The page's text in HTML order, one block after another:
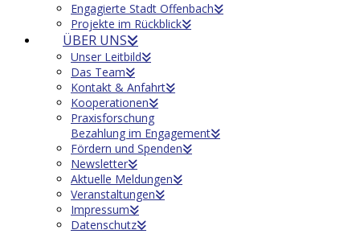
Engagierte Stadt Offenbach
Projekte im Rückblick
ÜBER UNS
Unser Leitbild
Das Team
Kontakt & Anfahrt
Kooperationen
Praxisforschung
Bezahlung im Engagement
Fördern und Spenden
Newsletter
Aktuelle Meldungen
Veranstaltungen
Impressum
Datenschutz